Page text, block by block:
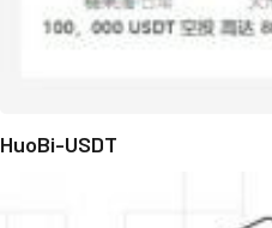
HuoBi-USDT